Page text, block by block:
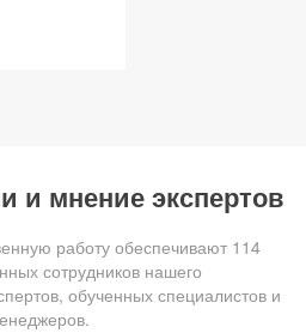
и мнение экспертов
работу обеспечивают 114
сотрудников нашего
обученных специалистов и